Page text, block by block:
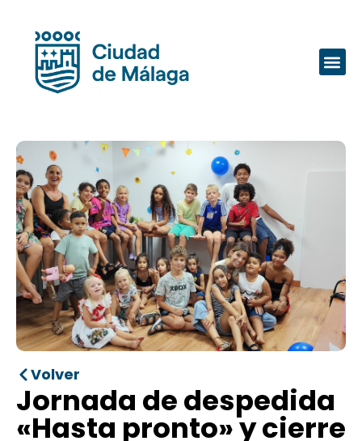
Volver
Jornada de despedida
«Hasta pronto» y cierre